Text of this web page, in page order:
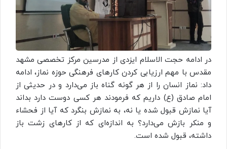
در ادامه حجت الاسلام ایزدی از مدرسین مرکز تخصصی مشهد
مقدس با مهم ارزیابی کردن کارهای فرهنگی حوزه نماز، ادامه
داد: نماز انسان را از هر گونه گناه باز می‌دارد و در حدیثی از
امام صادق (ع) داریم که فرمودند هر کسی دوست دارد بداند
آیا نمازش قبول شده یا نه، به نمازش بنگرد که آیا از فحشاء
و منکر بازش می‌دارد؟ به اندازه‌ای که از کارهای زشت باز
داشته، قبول شده است.